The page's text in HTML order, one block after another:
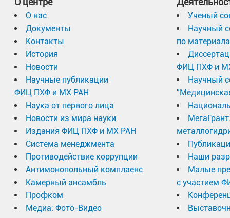
О нас
Документы
Контакты
История
Новости
Научные публикации
ФИЦ ПХФ и МХ РАН
Наука от первого лица
Новости из мира науки
Издания ФИЦ ПХФ и МХ РАН
Система менеджмента
Противодействие коррупции
Антимонопольный комплаенс
Камерный ансамбль
Профком
Медиа: Фото-Видео
Ученый
Научный
по
ФИЦ ПХФ и
Научный
Наши
Малые
с участием